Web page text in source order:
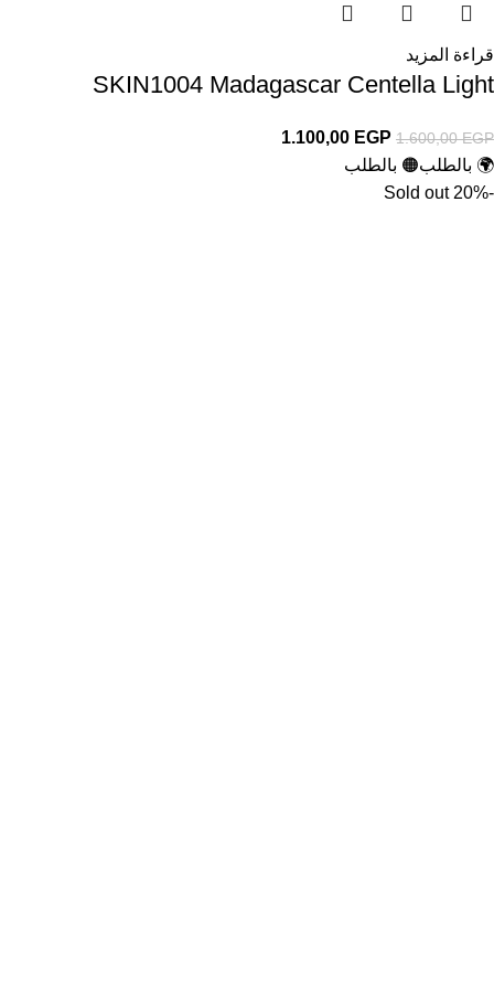
قراءة المزيد
SKIN1004 Madagascar Centella Light
1.600,00EGP
1.100,00 EGP
🌍 بالطلب🟠 بالطلب
-20%
Sold out